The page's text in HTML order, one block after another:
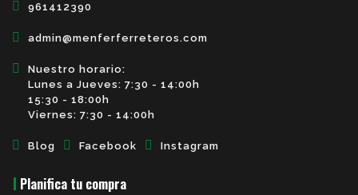
961412390
admin@menferferreteros.com
Nuestro horario:
Lunes a Jueves: 7:30 - 14:00h
15:30 - 18:00h
Viernes: 7:30 - 14:00h
Blog Facebook Instagram
Planifica tu compra